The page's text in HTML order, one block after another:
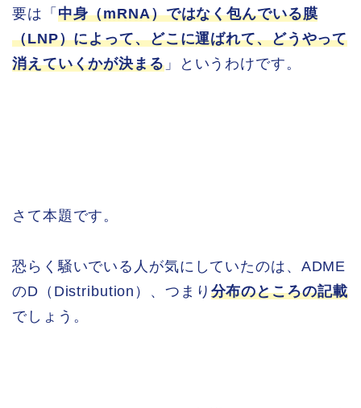
要は「 中身（mRNA）ではなく包んでいる膜
（LNP）によって、どこに運ばれて、どうやって
消えていくかが決まる」というわけです。
さて本題です。
恐らく騒いでいる人が気にしていたのは、ADME
のD（Distribution）、つまり 分布のところの記載
でしょう。